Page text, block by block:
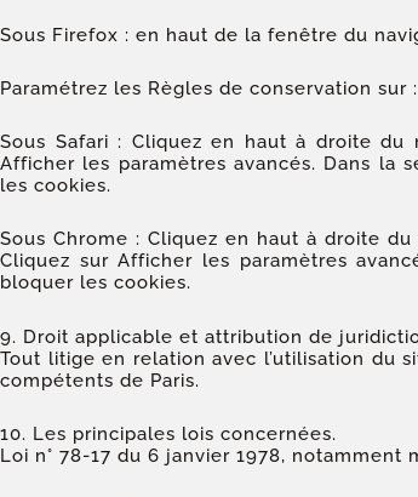
Sous Firefox : en haut de la fenêtre du
Paramétrez les Règles de conservation
Sous Safari : Cliquez en haut à droite du
Afficher les paramètres avancés. Dans la
les cookies.
Sous Chrome : Cliquez en haut à droite
Cliquez sur Afficher les paramètres
bloquer les cookies.
9. Droit applicable et attribution de
Tout litige en relation avec l’utilisation du
compétents de Paris.
10. Les principales lois concernées.
Loi n° 78-17 du 6 janvier 1978,